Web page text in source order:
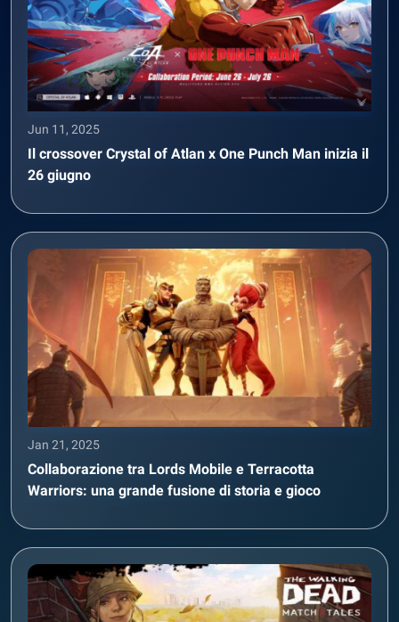
Jun 11, 2025
Il crossover Crystal of Atlan x One Punch Man inizia il
26 giugno
Jan 21, 2025
Collaborazione tra Lords Mobile e Terracotta
Warriors: una grande fusione di storia e gioco